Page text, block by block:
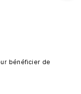
bénéficier de